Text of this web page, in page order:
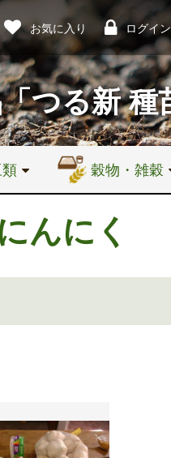
お気に入り ログイン
「つる新 種
類 穀物・雑穀
にんにく